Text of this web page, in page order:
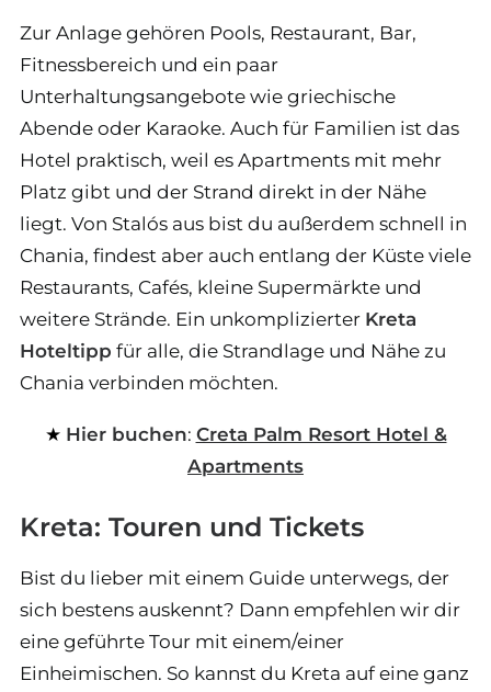
Zur Anlage gehören Pools, Restaurant, Bar,
Fitnessbereich und ein paar
Unterhaltungsangebote wie griechische
Abende oder Karaoke. Auch für Familien ist das
Hotel praktisch, weil es Apartments mit mehr
Platz gibt und der Strand direkt in der Nähe
liegt. Von Stalós aus bist du außerdem schnell in
Chania, findest aber auch entlang der Küste viele
Restaurants, Cafés, kleine Supermärkte und
weitere Strände. Ein unkomplizierter Kreta
Hoteltipp für alle, die Strandlage und Nähe zu
Chania verbinden möchten.
Hier buchen: Creta Palm Resort Hotel &
Apartments
Kreta: Touren und Tickets
Bist du lieber mit einem Guide unterwegs, der
sich bestens auskennt? Dann empfehlen wir dir
eine geführte Tour mit einem/einer
Einheimischen. So kannst du Kreta auf eine ganz